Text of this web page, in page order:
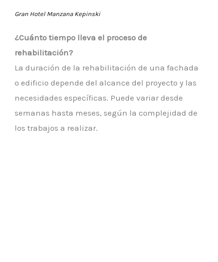
Gran Hotel Manzana Kepinski
¿Cuánto tiempo lleva el proceso de
rehabilitación?
La duración de la rehabilitación de una fachada
o edificio depende del alcance del proyecto y las
necesidades específicas. Puede variar desde
semanas hasta meses, según la complejidad de
los trabajos a realizar.